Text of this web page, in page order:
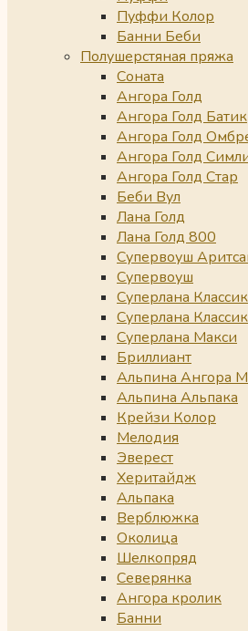
Пуффи Колор
Банни Беби
Полушерстяная пряжа
Соната
Ангора Голд
Ангора Голд Батик
Ангора Голд
Ангора Голд
Ангора Голд Стар
Беби Вул
Лана Голд
Лана Голд 800
Супервоуш
Супервоуш
Суперлана Классик
Суперлана
Суперлана Макси
Бриллиант
Альпина Ангора
Альпина Альпака
Крейзи Колор
Мелодия
Эверест
Херитайдж
Альпака
Верблюжка
Околица
Шелкопряд
Северянка
Ангора кролик
Банни